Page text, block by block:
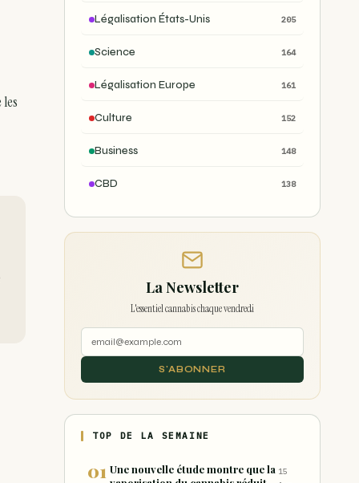
Légalisation États-Unis 205
Science 164
Légalisation Europe 161
Culture 152
Business 148
CBD 138
La Newsletter
L'essentiel cannabis chaque vendredi
S'ABONNER
TOP DE LA SEMAINE
Une nouvelle étude montre que la 15